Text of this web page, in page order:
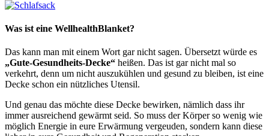
Was ist eine WellhealthBlanket?
Das kann man mit einem Wort gar nicht sagen. Übersetzt würde es
„Gute-Gesundheits-Decke“ heißen. Das ist gar nicht mal so
verkehrt, denn um nicht auszukühlen und gesund zu bleiben, ist eine
Decke schon ein nützliches Utensil.
Und genau das möchte diese Decke bewirken, nämlich dass ihr
immer ausreichend gewärmt seid. So muss der Körper so wenig wie
möglich Energie in eure Erwärmung vergeuden, sondern kann diese